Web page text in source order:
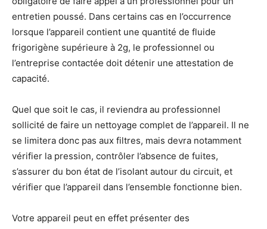
entretien poussé. Dans certains cas en l’occurrence
lorsque l’appareil contient une quantité de fluide
frigorigène supérieure à 2g, le professionnel ou
l’entreprise contactée doit détenir une attestation de
capacité.
Quel que soit le cas, il reviendra au professionnel
sollicité de faire un nettoyage complet de l’appareil. Il ne
se limitera donc pas aux filtres, mais devra notamment
vérifier la pression, contrôler l’absence de fuites,
s’assurer du bon état de l’isolant autour du circuit, et
vérifier que l’appareil dans l’ensemble fonctionne bien.
Votre appareil peut en effet présenter des